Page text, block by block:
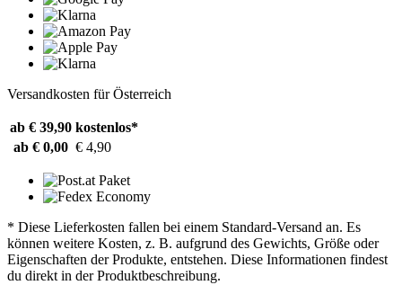
Versandkosten für Österreich
ab € 39,90 kostenlos*
ab € 0,00 € 4,90
* Diese Lieferkosten fallen bei einem Standard-Versand an. Es
können weitere Kosten, z. B. aufgrund des Gewichts, Größe oder
Eigenschaften der Produkte, entstehen. Diese Informationen findest
du direkt in der Produktbeschreibung.